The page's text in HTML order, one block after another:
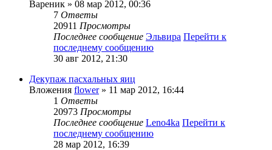
Вареник » 08 мар 2012, 00:36
7 Ответы
20911 Просмотры
Последнее сообщение Эльвира Перейти к
последнему сообщению
30 авг 2012, 21:30
Декупаж пасхальных яиц
Вложения flower» 11 мар 2012, 16:44
1 Ответы
20973 Просмотры
Последнее сообщение Leno4ka Перейти к
последнему сообщению
28 мар 2012, 16:39